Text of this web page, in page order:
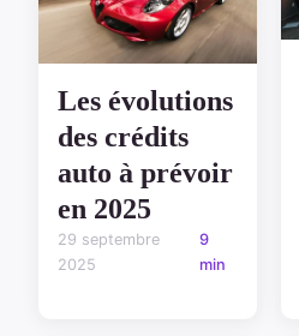
Les évolutions
des crédits
auto à prévoir
en 2025
29 septembre
2025
9
min